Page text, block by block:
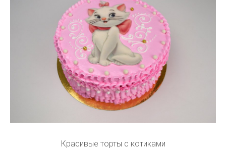
Красивые торты с котиками